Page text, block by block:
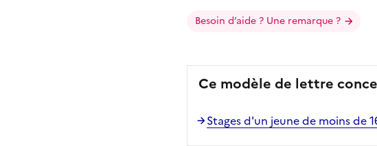
Besoin d’aide ? Une remarque ?
Ce modèle de lettre
Stages d'un jeune de moins de